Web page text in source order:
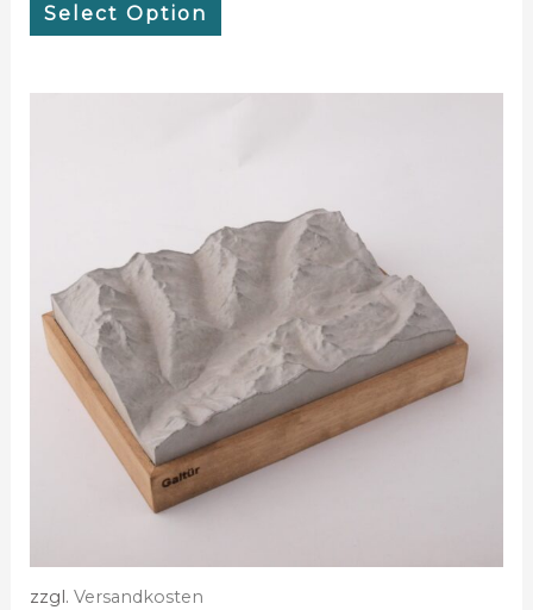
Select Option
zzgl. Versandkosten